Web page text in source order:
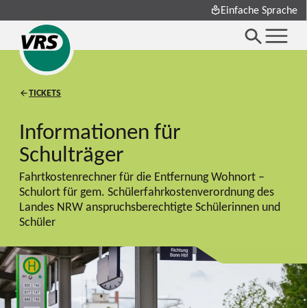
Einfache Sprache
TICKETS
Informationen für
Schulträger
Fahrtkostenrechner für die Entfernung Wohnort –
Schulort für gem. Schülerfahrkostenverordnung des
Landes NRW anspruchsberechtigte Schülerinnen und
Schüler